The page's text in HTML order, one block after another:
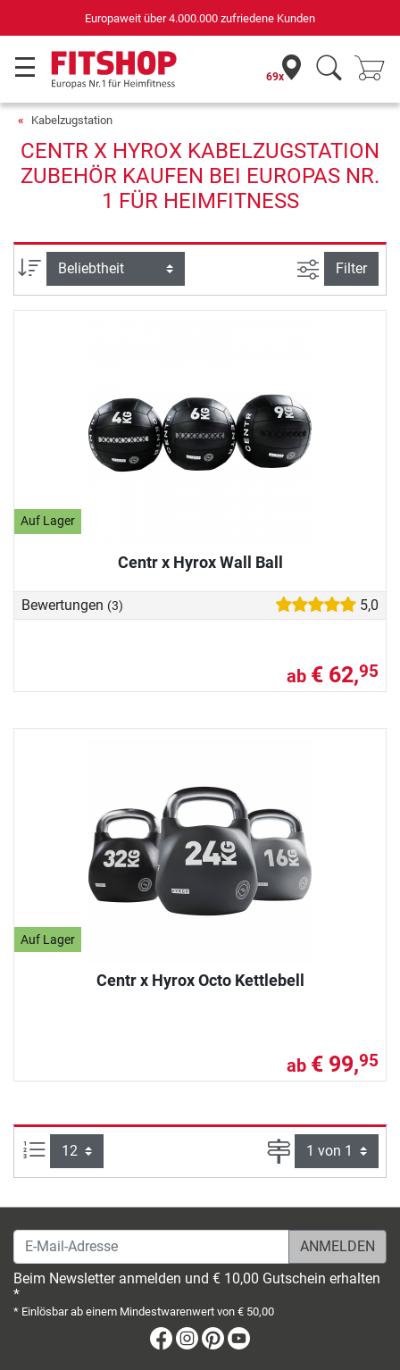
Europaweit über 4.000.000 zufriedene Kunden
69x
Kabelzugstation
CENTR X HYROX KABELZUGSTATION
ZUBEHÖR KAUFEN BEI EUROPAS NR.
1 FÜR HEIMFITNESS
Sortierung Ansicht
Filter
Auf Lager
Centr x Hyrox Wall Ball
Bewertungen (3) 5,0
ab € 62,95
Auf Lager
Centr x Hyrox Octo Kettlebell
ab € 99,95
Artikel pro Seite: Seite
E-Mail-Adresse
Beim Newsletter anmelden und € 10,00 Gutschein erhalten
*
* Einlösbar ab einem Mindestwarenwert von € 50,00
Facebook
Instagram
Pinterest